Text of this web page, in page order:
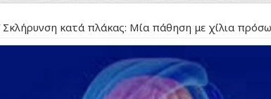
Σκλήρυνση κατά πλάκας: Μία πάθηση με χίλια